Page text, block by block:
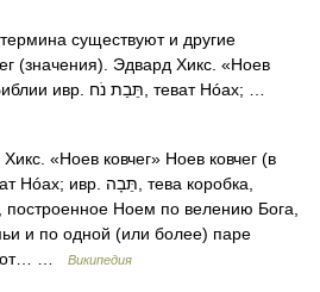
существуют и другие
(значения). Эдвард Хикс. «Ноев
Ковчег» Ноев ковчег (в Библии ивр. תֵּבַת נֹח‎, теват Hóax; …
«Ноев ковчег» Ноев ковчег (в
построенное Ноем по велению Бога,
и по одной (или более) паре
от… …
Википедия